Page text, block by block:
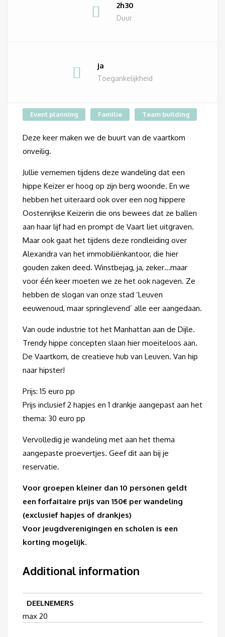
2h30
Duur
ja
Toegankelijkheid
Event planning Familie Team building
Deze keer maken we de buurt van de vaartkom
onveilig.
Jullie vernemen tijdens deze wandeling dat een
hippe Keizer er hoog op zijn berg woonde. En we
hebben het uiteraard ook over een nog hippere
Oostenrijkse Keizerin die ons bewees dat ze ballen
aan haar lijf had en prompt de Vaart liet uitgraven.
Maar ook gaat het tijdens deze rondleiding over
Alexandra van het immobiliënkantoor, die hier
gouden zaken deed. Winstbejag, ja, zeker…maar
voor één keer moeten we ze het ook nageven. Ze
hebben de slogan van onze stad ‘Leuven
eeuwenoud, maar springlevend’ alle eer aangedaan.
Van oude industrie tot het Manhattan aan de Dijle.
Trendy hippe concepten slaan hier moeiteloos aan.
De Vaartkom, de creatieve hub van Leuven. Van hip
naar hipster!
Prijs: 15 euro pp
Prijs inclusief 2 hapjes en 1 drankje aangepast aan het
thema: 30 euro pp
Vervolledig je wandeling met aan het thema
aangepaste proevertjes. Geef dit aan bij je
reservatie.
Voor groepen kleiner dan 10 personen geldt
een forfaitaire prijs van 150€ per wandeling
(exclusief hapjes of drankjes)
Voor jeugdverenigingen en scholen is een
korting mogelijk.
Additional information
DEELNEMERS
max 20